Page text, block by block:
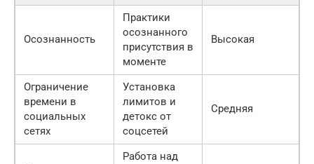
Осознанность
Практики
осознанного
присутствия в
моменте
Высокая
Ограничение
времени в
социальных
сетях
Установка
лимитов и
детокс от
соцсетей
Средняя
Работа над